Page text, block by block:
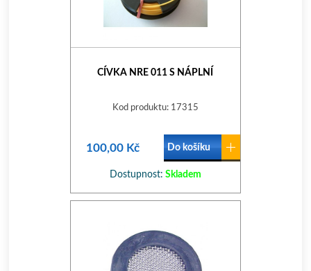
CÍVKA NRE 011 S NÁPLNÍ
Kod produktu: 17315
100,00 Kč Do košíku
Dostupnost: Skladem